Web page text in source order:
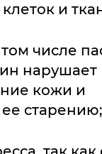
и
числе
нарушает
кожи и
ее старению;